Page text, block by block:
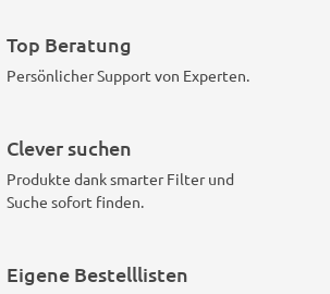
Top Beratung
Persönlicher Support von Experten.
Clever suchen
Produkte dank smarter Filter und
Suche sofort finden.
Eigene Bestelllisten